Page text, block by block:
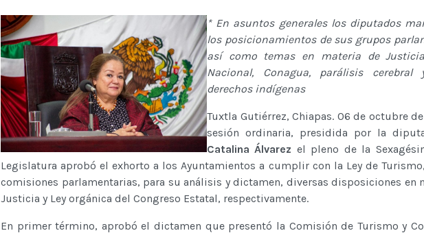
* En asuntos generales los diputados
los posicionamientos de sus grupos
así como temas en materia de
Nacional, Conagua, parálisis
derechos indígenas
Tuxtla Gutiérrez, Chiapas. 06 de octubre
sesión ordinaria, presidida por la
Catalina Álvarez el pleno de la
Legislatura aprobó el exhorto a los Ayuntamientos a cumplir con la Ley de
comisiones parlamentarias, para su análisis y dictamen, diversas disposiciones en
Justicia y Ley orgánica del Congreso Estatal, respectivamente.
En primer término, aprobó el dictamen que presentó la Comisión de Turismo y